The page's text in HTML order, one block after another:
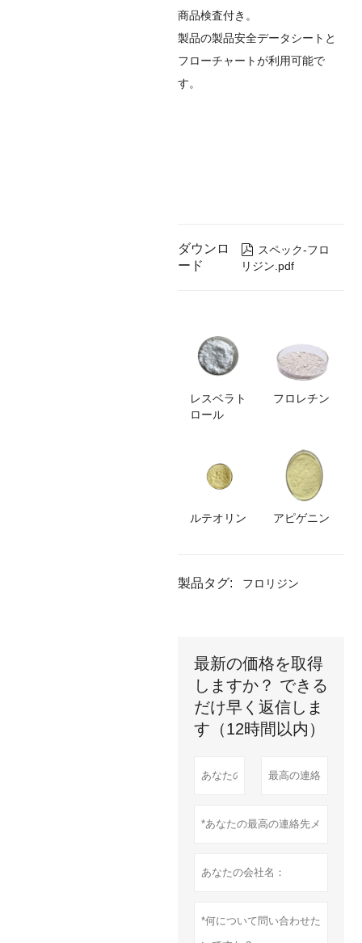
商品検査付き。
製品の製品安全データシートと
フローチャートが利用可能で
す。
ダウンロ
ード
 スペック-フロ
リジン.pdf
レスベラト
ロール
フロレチン
ルテオリン アピゲニン
製品タグ: フロリジン
最新の価格を取得
しますか？ できる
だけ早く返信しま
す（12時間以内）